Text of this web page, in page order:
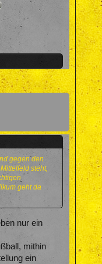
gegen den
steht,
geht da
nur ein
mithin
ein